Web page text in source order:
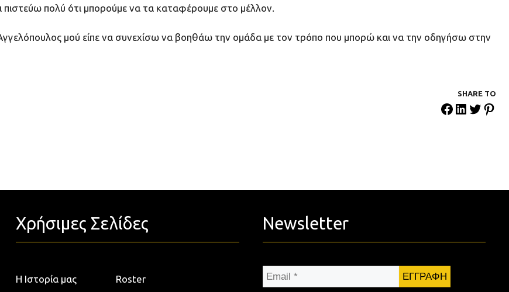
πολύ ότι μπορούμε να τα καταφέρουμε στο μέλλον.
μού είπε να συνεχίσω να βοηθάω την ομάδα με τον τρόπο που μπορώ και να την οδηγήσω στην
SHARE ΤΟ
Χρήσιμες Σελίδες
Η Ιστορία μας
Roster
Newsletter
Email